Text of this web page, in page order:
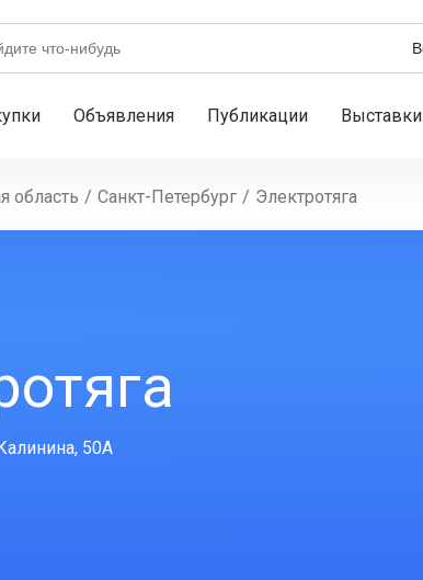
Объявления Публикации Выставки
область / Санкт-Петербург / Электротяга
50А